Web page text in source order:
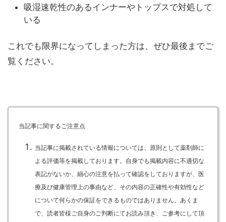
吸湿速乾性のあるインナーやトップスで対処して
いる
これでも限界になってしまった方は、ぜひ最後までご
覧ください。
当記事に関するご注意点
当記事に掲載されている情報については、原則として薬剤師に
よる評価等を掲載しております。自身でも掲載内容に不適切な
表記がないか、細心の注意を払って確認をしておりますが、医
療及び健康管理上の事由など、その内容の正確性や有効性など
について何らかの保証をできるものではありません。あくま
で、読者皆様ご自身のご判断にてお読み頂き、ご参考にして頂